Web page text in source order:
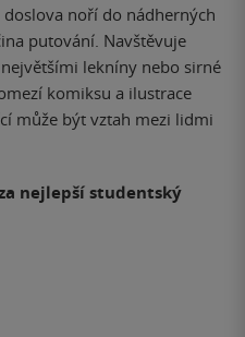
noří do nádherných
putování. Navštěvuje
lekníny nebo sirné
komiksu a ilustrace
může být vztah mezi lidmi
nejlepší studentský